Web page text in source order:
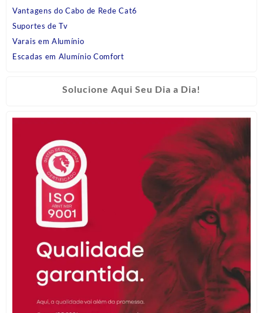
Vantagens do Cabo de Rede Cat6
Suportes de Tv
Varais em Alumínio
Escadas em Alumínio Comfort
Solucione Aqui Seu Dia a Dia!